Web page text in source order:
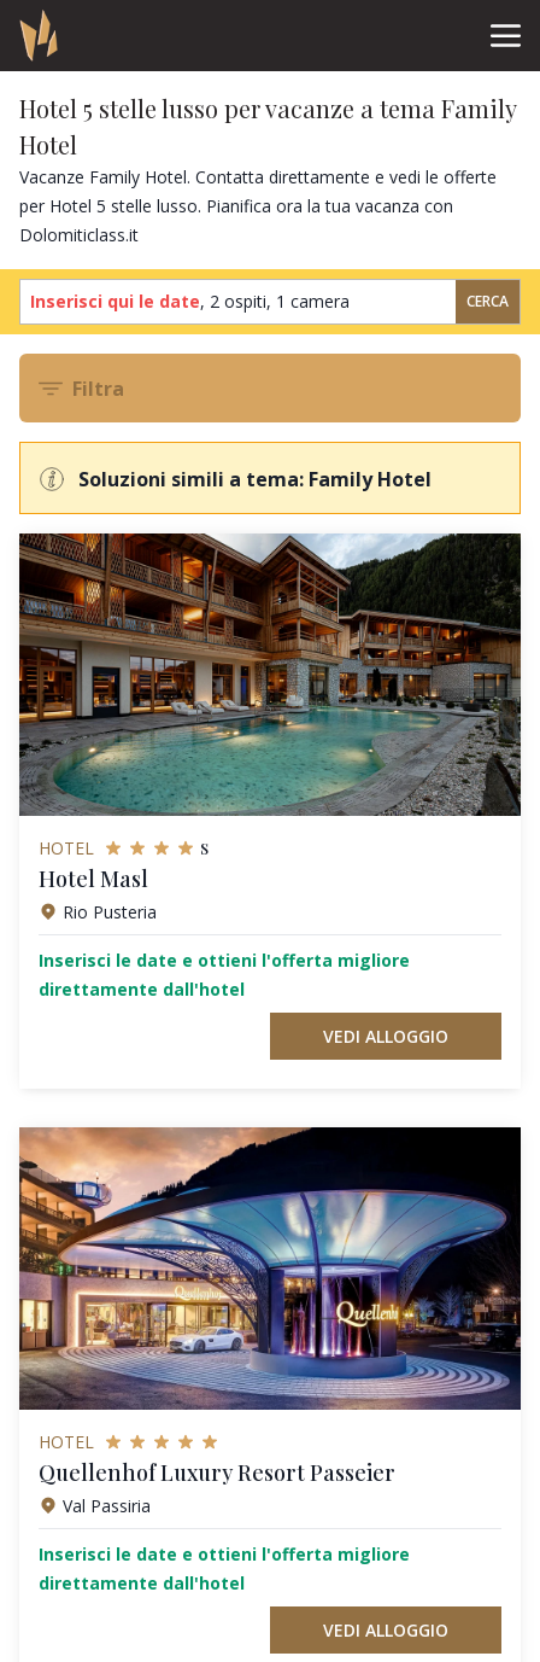
Hotel 5 stelle lusso per vacanze a tema Family
Hotel
Vacanze Family Hotel. Contatta direttamente e vedi le offerte
per Hotel 5 stelle lusso. Pianifica ora la tua vacanza con
Dolomiticlass.it
Inserisci qui le date, 2 ospiti, 1 camera CERCA
Filtra
Soluzioni simili a tema: Family Hotel
HOTEL s
Hotel Masl
Rio Pusteria
Inserisci le date e ottieni l'offerta migliore
direttamente dall'hotel
VEDI ALLOGGIO
HOTEL
Quellenhof Luxury Resort Passeier
Val Passiria
Inserisci le date e ottieni l'offerta migliore
direttamente dall'hotel
VEDI ALLOGGIO